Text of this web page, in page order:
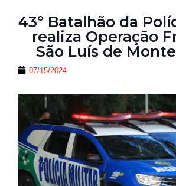
43º Batalhão da
realiza Operação
São Luís de
07/15/2024